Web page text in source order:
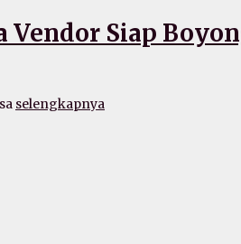
Siap
selengkapnya